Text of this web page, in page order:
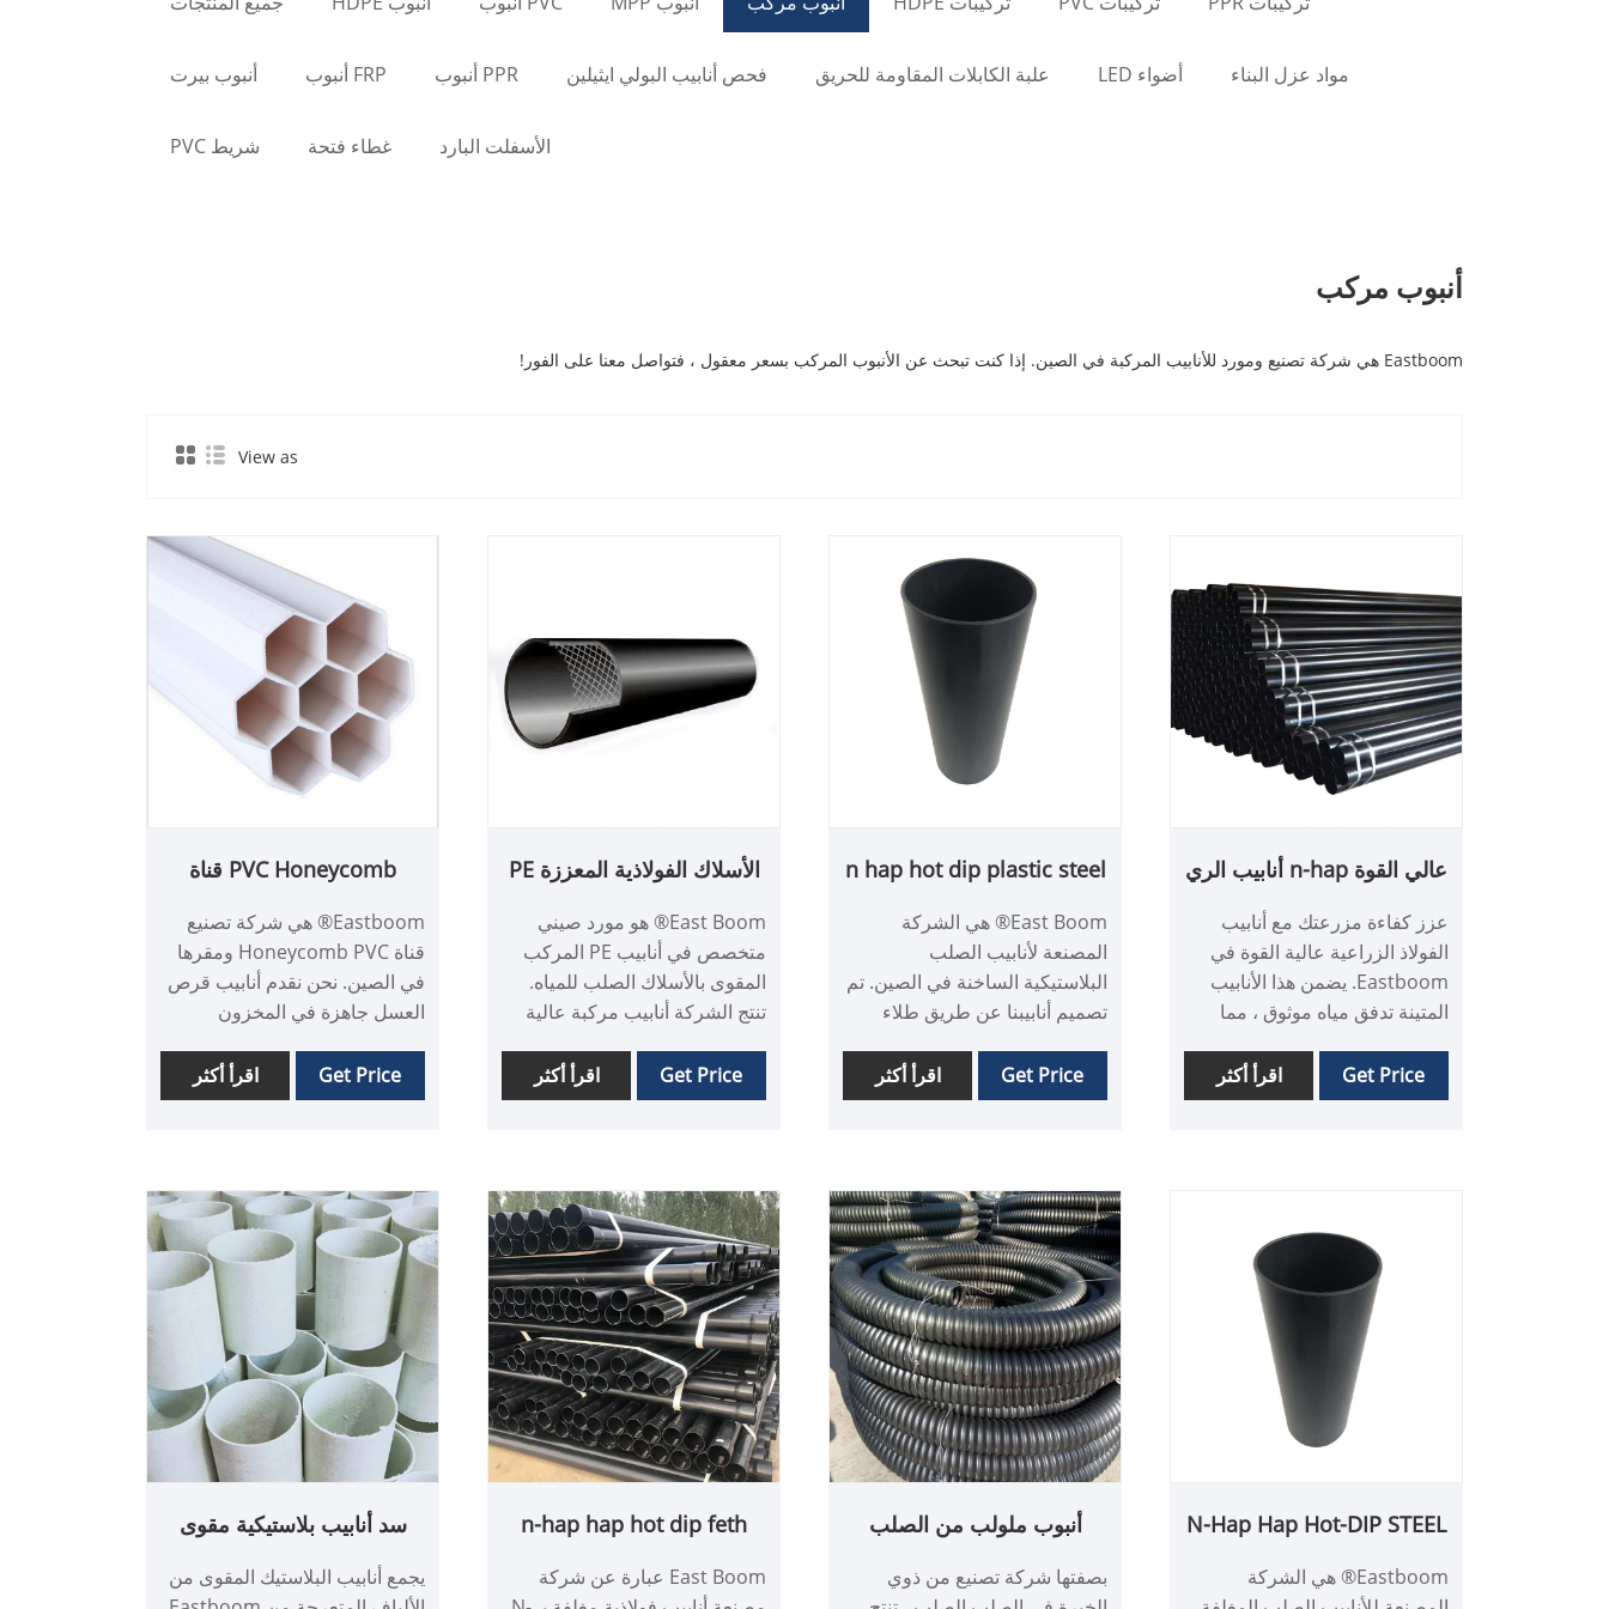
أنبوب بيرت FRP أنبوب PPR أنبوب فحص أنابيب البولي ايثيلين علبة الكابلات المقاومة للحريق أضواء LED مواد عزل البناء
شريط PVC غطاء فتحة الأسفلت البارد
أنبوب مركب
Eastboom هي شركة تصنيع ومورد للأنابيب المركبة في الصين. إذا كنت تبحث عن الأنبوب المركب بسعر معقول ، فتواصل معنا على الفور!
View as
عالي القوة n-hap أنابيب الري
عزز كفاءة مزرعتك مع أنابيب
الفولاذ الزراعية عالية القوة في
Eastboom. يضمن هذا الأنابيب
المتينة تدفق مياه موثوق ، مما
المزارعين. تجربة راحة البال مع
مقاومة تآكل متفوقة والأداء طويل
اقرأ أكثر Get Price
n hap hot dip plastic steel
East Boom® هي الشركة
المصنعة لأنابيب الصلب
البلاستيكية الساخنة في الصين. تم
تصميم أنابيبنا عن طريق طلاء
مزج نقاط قوة كل من الأنابيب
الفولاذية والبلاستيكية. إنها تتميز
أفضل من الأنابيب الفولاذية العادية
- مما يجعلها خيارًا مثاليًا لحماية
الكابلات.
اقرأ أكثر Get Price
الأسلاك الفولاذية المعززة PE
East Boom® هو مورد صيني
متخصص في أنابيب PE المركب
المقوى بالأسلاك الصلب للمياه.
تنتج الشركة أنابيب مركبة عالية
أولاً ، تتبنى ترابط الاندماج بين
الصلب و HDPE لتحسين مقاومة
أنابيب الصلب التقليدية ؛ ثالثًا ،
يقدم تصنيفات ضغط قابلة
للتخصيص بناءً على احتياجات
محددة. هذه الأنابيب المركبة
مناسبة بشكل خاص للاستخدام
في صناعة التعدين وقطاع النفط
والغاز وأنظمة إمدادات المياه
عالية الضغط.
اقرأ أكثر Get Price
PVC Honeycomb قناة
Eastboom® هي شركة تصنيع
قناة Honeycomb PVC ومقرها
في الصين. نحن نقدم أنابيب قرص
العسل جاهزة في المخزون
الحجم الكبير. توفر الشركة قناة
العسل PVC من المخزون
اقرأ أكثر Get Price
N-Hap Hap Hot-DIP STEEL
Eastboom® هي الشركة
أنبوب ملولب من الصلب
بصفتها شركة تصنيع من ذوي
n-hap hap hot dip feth
East Boom عبارة عن شركة
سد أنابيب بلاستيكية مقوى
يجمع أنابيب البلاستيك المقوى من